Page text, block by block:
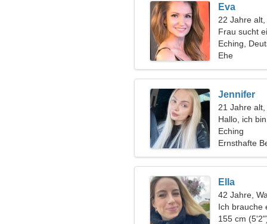
Eva
22 Jahre
Frau sucht
Eching,
Ehe
Jennifer
21 Jahre alt,
Hallo, ich
Eching
Ernsthafte
Ella
42 Jahre,
Ich brauche
zusammen
155 cm